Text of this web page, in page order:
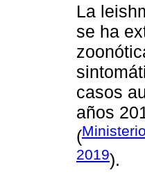
La
se ha
casos
años
(
2019).